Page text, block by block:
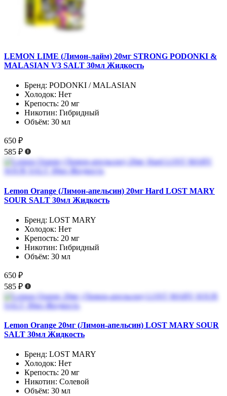
LEMON LIME (Лимон-лайм) 20мг STRONG PODONKI &
MALASIAN V3 SALT 30мл Жидкость
Бренд: PODONKI / MALASIAN
Холодок: Нет
Крепость: 20 мг
Никотин: Гибридный
Объём: 30 мл
650 ₽
585 ₽
Lemon Orange (Лимон-апельсин) 20мг Hard LOST MARY
SOUR SALT 30мл Жидкость
Бренд: LOST MARY
Холодок: Нет
Крепость: 20 мг
Никотин: Гибридный
Объём: 30 мл
650 ₽
585 ₽
Lemon Orange 20мг (Лимон-апельсин) LOST MARY SOUR
SALT 30мл Жидкость
Бренд: LOST MARY
Холодок: Нет
Крепость: 20 мг
Никотин: Солевой
Объём: 30 мл